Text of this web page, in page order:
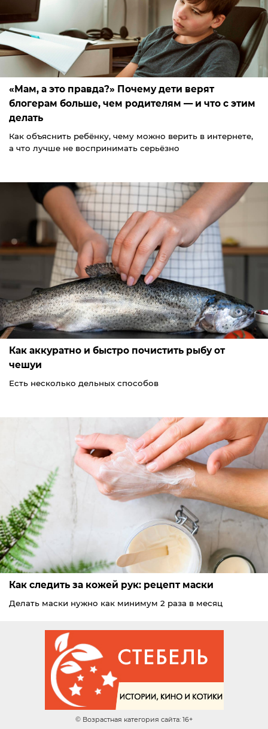
«Мам, а это правда?» Почему дети верят
блогерам больше, чем родителям — и что с этим
делать
Как объяснить ребёнку, чему можно верить в интернете,
а что лучше не воспринимать серьёзно
Как аккуратно и быстро почистить рыбу от
чешуи
Есть несколько дельных способов
Как следить за кожей рук: рецепт маски
Делать маски нужно как минимум 2 раза в месяц
© Возрастная категория сайта: 16+